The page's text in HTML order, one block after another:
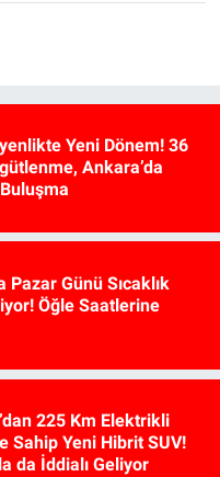
Yeni Dönem! 36
Ankara’da
Pazar Günü Sıcaklık
Öğle Saatlerine
225 Km Elektrikli
Sahip Yeni Hibrit SUV!
da İddialı Geliyor